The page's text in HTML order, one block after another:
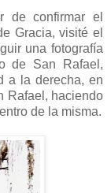
de confirmar el
Gracia, visité el
una fotografía
de San Rafael,
a la derecha, en
Rafael, haciendo
de la misma.